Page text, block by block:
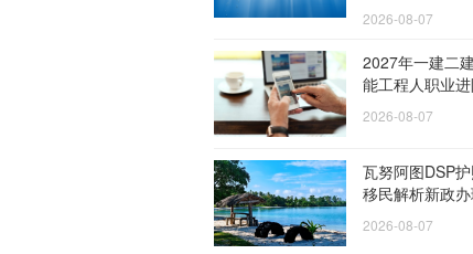
2026-08-07
2027年一建二
能工程人职业
2026-08-07
瓦努阿图DSP
移民解析新政
2026-08-07